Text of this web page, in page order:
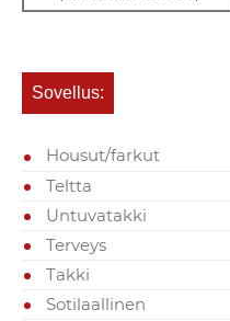
Sovellus:
Housut/farkut
Teltta
Untuvatakki
Terveys
Takki
Sotilaallinen